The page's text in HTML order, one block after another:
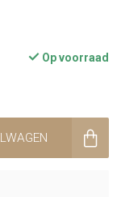
Op voorraad